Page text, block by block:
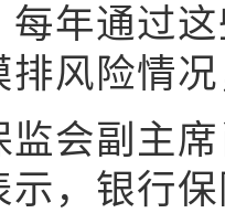
每年通过
排风险情
副主席
示，银行